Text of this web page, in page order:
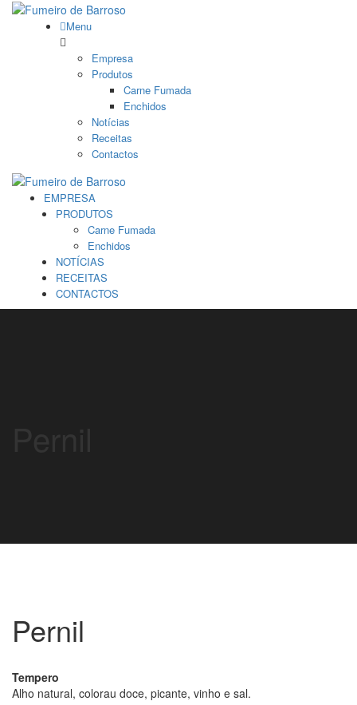
Menu
Empresa
Produtos
Carne Fumada
Enchidos
Notícias
Receitas
Contactos
EMPRESA
PRODUTOS
Carne Fumada
Enchidos
NOTÍCIAS
RECEITAS
CONTACTOS
Pernil
Tempero
Alho natural, colorau doce, picante, vinho e sal.